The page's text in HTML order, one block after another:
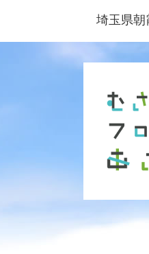
ジ
ュ
埼玉県朝